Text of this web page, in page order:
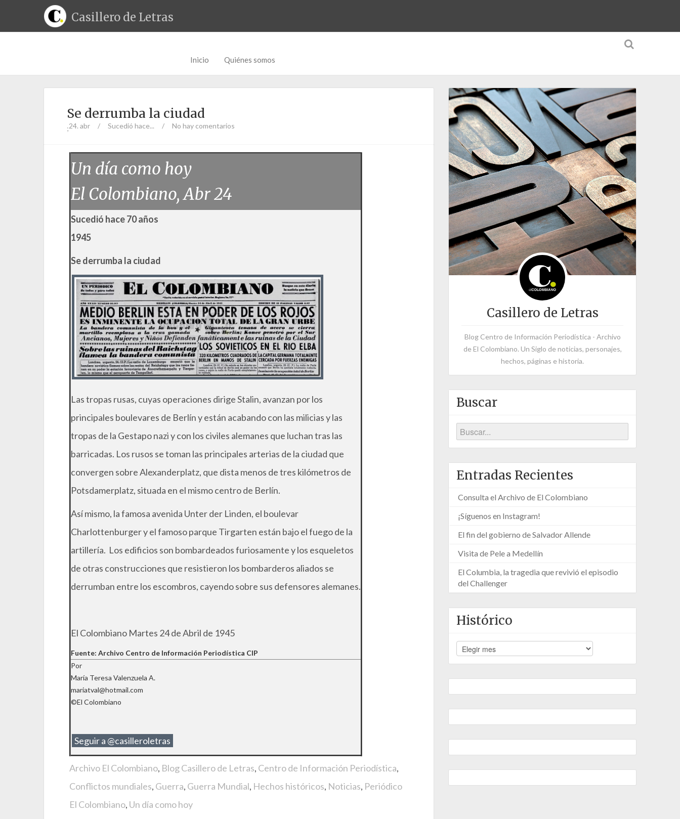
Casillero de Letras
Inicio Quiénes somos
Se derrumba la ciudad
;24. abr / Sucedió hace... / No hay comentarios
Un día como hoy
El Colombiano, Abr 24
Sucedió hace 70 años
1945
Se derrumba la ciudad
Las tropas rusas, cuyas operaciones dirige Stalin, avanzan por los
principales boulevares de Berlín y están acabando con las milicias y las
tropas de la Gestapo nazi y con los civiles alemanes que luchan tras las
barricadas. Los rusos se toman las principales arterias de la ciudad que
convergen sobre Alexanderplatz, que dista menos de tres kilómetros de
Potsdamerplatz, situada en el mismo centro de Berlín.
Así mismo, la famosa avenida Unter der Linden, el boulevar
Charlottenburger y el famoso parque Tirgarten están bajo el fuego de la
artillería. Los edificios son bombardeados furiosamente y los esqueletos
de otras construcciones que resistieron los bombarderos aliados se
derrumban entre los escombros, cayendo sobre sus defensores alemanes.
El Colombiano Martes 24 de Abril de 1945
Fuente: Archivo Centro de Información Periodística CIP
Por
María Teresa Valenzuela A.
mariatval@hotmail.com
©El Colombiano
Seguir a @casilleroletras
Archivo El Colombiano, Blog Casillero de Letras, Centro de Información Periodística,
Conflictos mundiales, Guerra, Guerra Mundial, Hechos históricos, Noticias, Periódico
El Colombiano, Un día como hoy
Casillero de Letras
Blog Centro de Información Periodística - Archivo
de El Colombiano. Un Siglo de noticias, personajes,
hechos, páginas e historia.
Buscar
Entradas Recientes
Consulta el Archivo de El Colombiano
¡Síguenos en Instagram!
El fin del gobierno de Salvador Allende
Visita de Pele a Medellín
El Columbia, la tragedia que revivió el episodio
del Challenger
Histórico